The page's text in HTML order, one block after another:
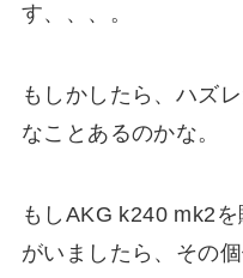
す、、、。
もしかしたら、ハズ
なことあるのかな。
もしAKG k240 mk2
がいましたら、その